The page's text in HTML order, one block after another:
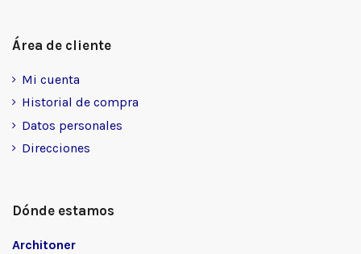
Área de cliente
Mi cuenta
Historial de compra
Datos personales
Direcciones
Dónde estamos
Architoner